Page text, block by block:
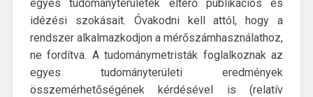
egyes tudományterületek eltérő publikációs és
idézési szokásait. Óvakodni kell attól, hogy a
rendszer alkalmazkodjon a mérőszámhasználathoz,
ne fordítva. A tudománymetristák foglalkoznak az
egyes tudományterületi eredmények
összemérhetőségének kérdésével is (relatív